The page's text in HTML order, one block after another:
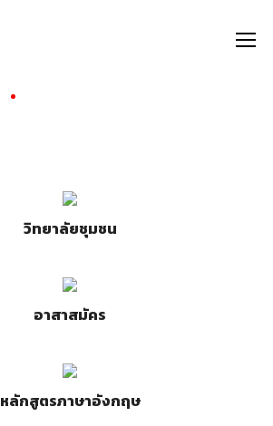
วิทยาลัยชุมชน
อาสาสมัคร
หลักสูตรภาษาอังกฤษ